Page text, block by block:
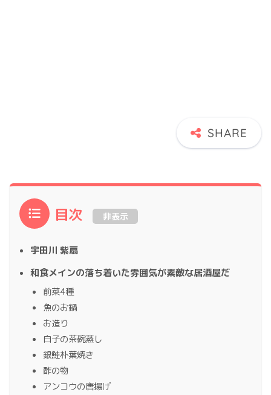
目次 非表示
宇田川 紫扇
和食メインの落ち着いた雰囲気が素敵な居酒屋だ
前菜4種
魚のお鍋
お造り
白子の茶碗蒸し
銀鮭朴葉焼き
酢の物
アンコウの唐揚げ